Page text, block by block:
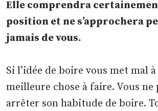
Elle comprendra
position et ne s’approchera
jamais de vous.
Si l’idée de boire vous met mal à
meilleure chose à faire. Vous ne
arrêter son habitude de boire.